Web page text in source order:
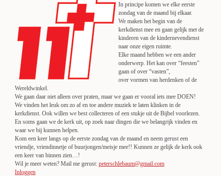
In principe komen we elke eerste
zondag van de maand bij elkaar.
We maken het begin van de
kerkdienst mee en gaan gelijk met de
kinderen van de kindernevendienst
naar onze eigen ruimte.
Elke maand hebben we een ander
onderwerp. Het kan over “feesten”
gaan of over “vasten”,
over vormen van herdenken of de
Wereldwinkel.
We gaan daar niet alleen over praten, maar we gaan er vooral iets mee DOEN!
We vinden het leuk om zo af en toe andere muziek te laten klinken in de
kerkdienst. Ook willen we best collecteren of een stukje uit de Bijbel voorlezen.
En soms gaan we de kerk uit, op zoek naar dingen die we belangrijk vinden en
waar we bij kunnen helpen.
Kom een keer langs op de eerste zondag van de maand en neem gerust een
vriendje, vriendinnetje of buurjongen/meisje mee!! Kunnen ze gelijk de kerk ook
een keer van binnen zien…!
Wil je meer weten? Mail me gerust: peterschlebaum@gmail.com
Inloggen